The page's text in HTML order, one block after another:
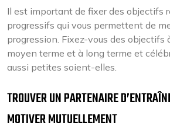
Il est important de fixer des objectifs
progressifs qui vous permettent de
progression. Fixez-vous des objectifs
moyen terme et à long terme et
aussi petites soient-elles.
TROUVER UN PARTENAIRE
MOTIVER MUTUELLEMENT